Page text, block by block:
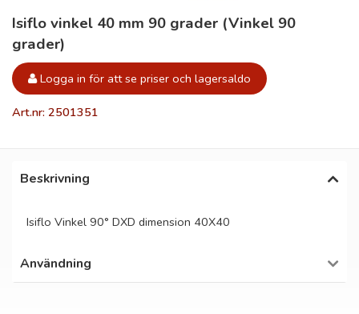
Isiflo vinkel 40 mm 90 grader (Vinkel 90
grader)
Logga in för att se priser och lagersaldo
Art.nr: 2501351
Beskrivning
Isiflo Vinkel 90° DXD dimension 40X40
Användning